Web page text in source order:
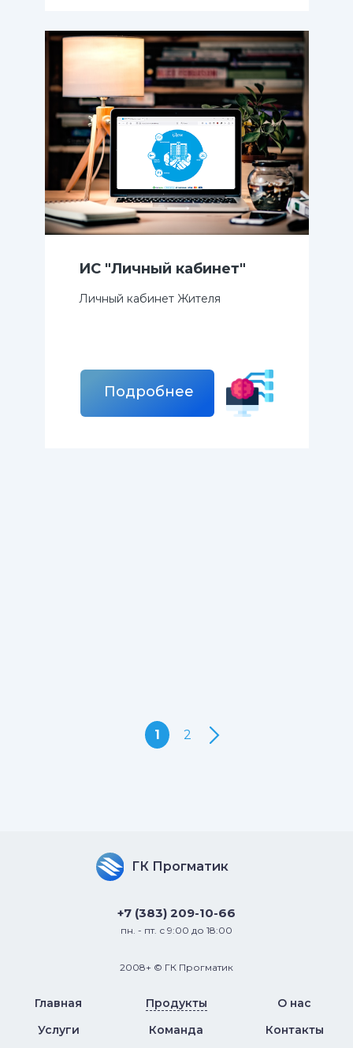
ИС "Личный кабинет"
Личный кабинет Жителя
Подробнее
1 2
ГК Прогматик
+7 (383) 209-10-66
пн. - пт. с 9:00 до 18:00
2008+ © ГК Прогматик
Главная Продукты
О нас
Услуги
Команда Контакты